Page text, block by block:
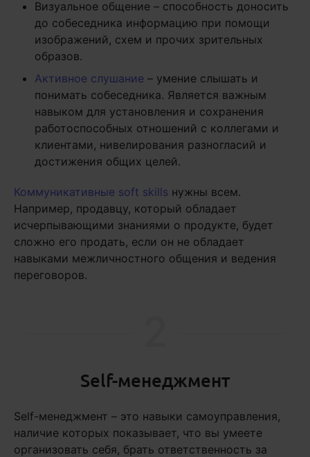
Визуальное общение – способность доносить
до собеседника информацию при помощи
изображений, схем и прочих зрительных
образов.
Активное слушание – умение слышать и
понимать собеседника. Является важным
навыком для установления и сохранения
работоспособных отношений с коллегами и
клиентами, нивелирования разногласий и
достижения общих целей.
Коммуникативные soft skills нужны всем.
Например, продавцу, который обладает
исчерпывающими знаниями о продукте, будет
сложно его продать, если он не обладает
навыками межличностного общения и ведения
переговоров.
Self-менеджмент
Self-менеджмент – это навыки самоуправления,
наличие которых показывает, что вы умеете
организовать себя, брать ответственность за